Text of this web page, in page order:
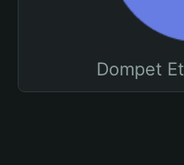
Dompet